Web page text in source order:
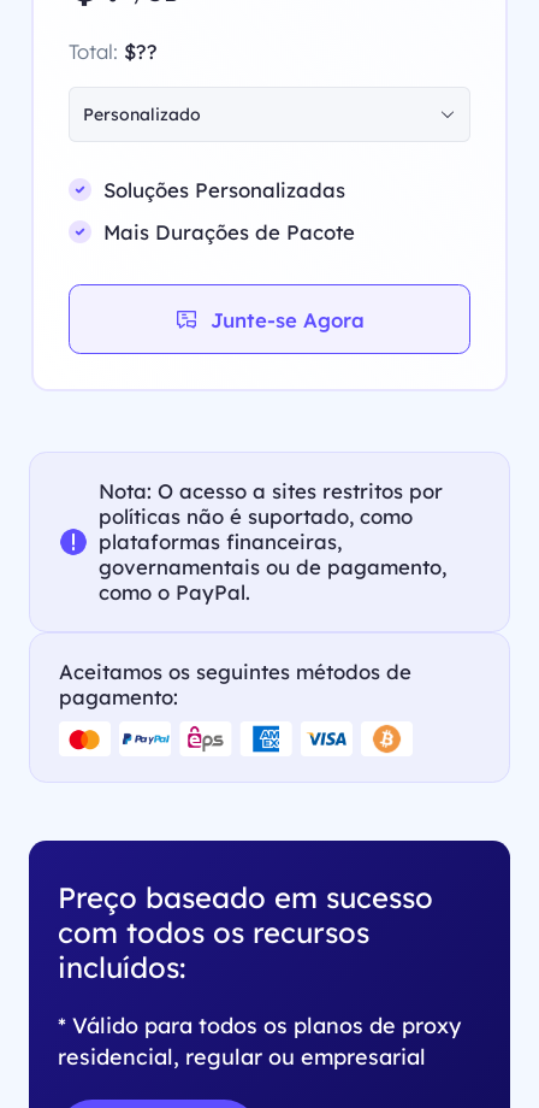
Total: $??
Personalizado
Soluções Personalizadas
Mais Durações de Pacote
Junte-se Agora
Nota: O acesso a sites restritos por
políticas não é suportado, como
plataformas financeiras,
governamentais ou de pagamento,
como o PayPal.
Aceitamos os seguintes métodos de
pagamento:
Preço baseado em sucesso
com todos os recursos
incluídos:
* Válido para todos os planos de proxy
residencial, regular ou empresarial